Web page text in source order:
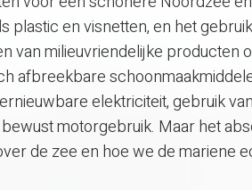
plastic en visnetten, en het
van milieuvriendelijke producten
afbreekbare
elektriciteit, gebruik van
motorgebruik. Maar het
de zee en hoe we de mariene